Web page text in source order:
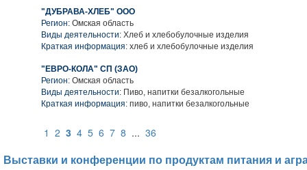
"ДУБРАВА-ХЛЕБ" ООО
Регион: Омская область
Виды деятельности: Хлеб и хлебобулочные изделия
Краткая информация: хлеб и хлебобулочные изделия
"ЕВРО-КОЛА" СП (ЗАО)
Регион: Омская область
Виды деятельности: Пиво, напитки безалкогольные
Краткая информация: пиво, напитки безалкогольные
1 2 3 4 5 6 7 8 ... 36
Выставки и конференции по продуктам питания и